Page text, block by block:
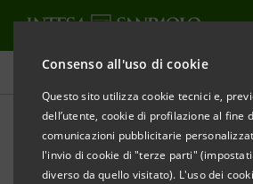
Consenso all'uso di cookie
Questo sito utilizza cookie tecnici e,
dell’utente, cookie di profilazione al fine
comunicazioni pubblicitarie
l'invio di cookie di "terze parti"
diverso da quello visitato). L'uso dei
Tutti gli eventi sostenuti dalla banca
ECONOMIA